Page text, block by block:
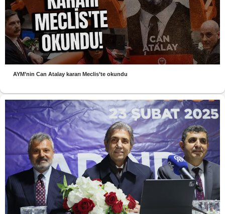
AYM’nin Can Atalay kararı Meclis’te okundu